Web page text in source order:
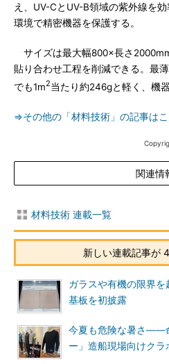
え、UV-CとUV-B領域の紫外線を
環境で精密機器を保護する。
サイズは最大幅800×長さ
貼り合わせ工程を削減できる。最
でも1m2当たり約246gと軽く、機
⇒その他の「材料技術」の記事はこ
関連情
材料技術 連載一覧
新しい連載記事が
ガラスや有機の限界
基板を初披露
今夏も危険な暑さ――
ー」造船現場向けクラ